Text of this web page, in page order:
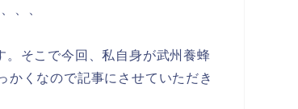
、、
。そこで今回、私自身が武州養蜂
かくなので記事にさせていただき